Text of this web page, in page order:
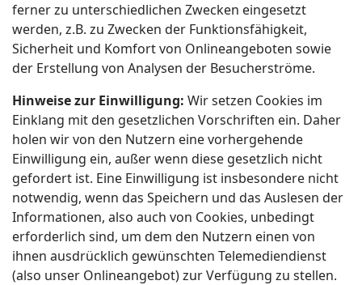
ferner zu unterschiedlichen Zwecken eingesetzt
werden, z.B. zu Zwecken der Funktionsfähigkeit,
Sicherheit und Komfort von Onlineangeboten sowie
der Erstellung von Analysen der Besucherströme.
Hinweise zur Einwilligung: Wir setzen Cookies im
Einklang mit den gesetzlichen Vorschriften ein. Daher
holen wir von den Nutzern eine vorhergehende
Einwilligung ein, außer wenn diese gesetzlich nicht
gefordert ist. Eine Einwilligung ist insbesondere nicht
notwendig, wenn das Speichern und das Auslesen der
Informationen, also auch von Cookies, unbedingt
erforderlich sind, um dem den Nutzern einen von
ihnen ausdrücklich gewünschten Telemediendienst
(also unser Onlineangebot) zur Verfügung zu stellen.